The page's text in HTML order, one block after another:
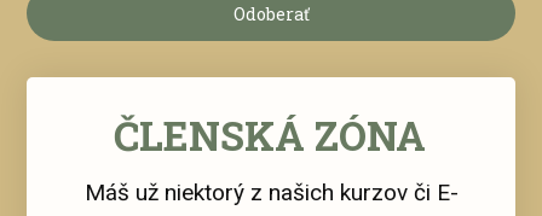
Odoberať
ČLENSKÁ ZÓNA
Máš už niektorý z našich kurzov či E-